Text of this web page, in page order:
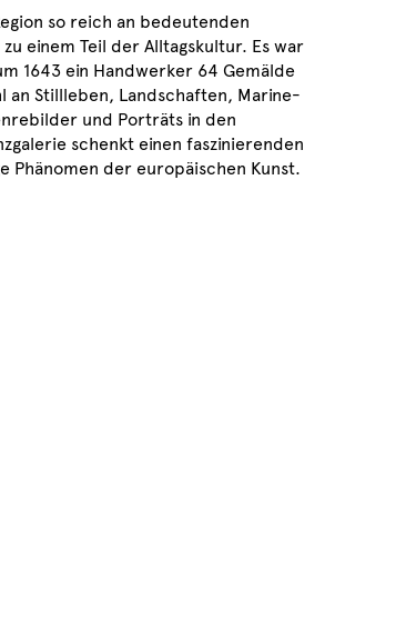
so reich an bedeutenden
einem Teil der Alltagskultur. Es war
1643 ein Handwerker 64 Gemälde
an Stillleben, Landschaften, Marine-
und Porträts in den
schenkt einen faszinierenden
Phänomen der europäischen Kunst.